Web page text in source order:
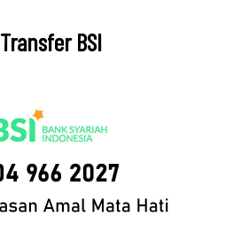
Transfer BSI